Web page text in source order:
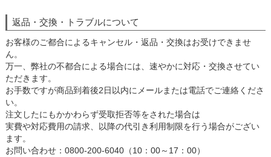
返品・交換・トラブルについて
お客様のご都合によるキャンセル・返品・交換はお受けできませ
ん。
万一、弊社の不都合による場合には、速やかに対応・交換させてい
ただきます。
お手数ですが商品到着後2日以内にメールまたは電話でご連絡くださ
い。
注文したにもかかわらず受取拒否等をされた場合は
実費や対応費用の請求、以降の代引き利用制限を行う場合がござい
ます。
お問い合わせ：0800-200-6040（10：00～17：00）